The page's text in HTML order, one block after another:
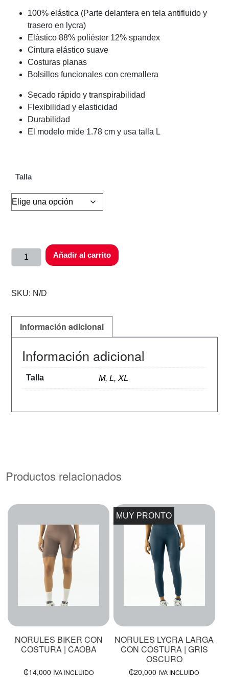
100% elástica (Parte delantera en tela antifluido y
trasero en lycra)
Elástico 88% poliéster 12% spandex
Cintura elástico suave
Costuras planas
Bolsillos funcionales con cremallera
Secado rápido y transpirabilidad
Flexibilidad y elasticidad
Durabilidad
El modelo mide 1.78 cm y usa talla L
Talla
Añadir al carrito
SKU: N/D
Información adicional
Información adicional
Talla M, L, XL
Productos relacionados
NORULES BIKER CON
COSTURA | CAOBA
₡14,000 IVA INCLUIDO
MUY PRONTO
NORULES LYCRA LARGA
CON COSTURA | GRIS
OSCURO
₡20,000 IVA INCLUIDO